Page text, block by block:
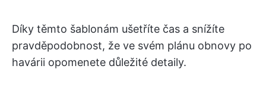
Díky těmto šablonám ušetříte čas a snížíte
pravděpodobnost, že ve svém plánu obnovy po
havárii opomenete důležité detaily.